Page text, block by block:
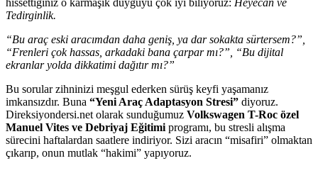
hissettiğiniz o karmaşık duyguyu çok iyi biliyoruz: Heyecan ve
Tedirginlik.
“Bu araç eski aracımdan daha geniş, ya dar sokakta sürtersem?”,
“Frenleri çok hassas, arkadaki bana çarpar mı?”, “Bu dijital
ekranlar yolda dikkatimi dağıtır mı?”
Bu sorular zihninizi meşgul ederken sürüş keyfi yaşamanız
imkansızdır. Buna “Yeni Araç Adaptasyon Stresi” diyoruz.
Direksiyondersi.net olarak sunduğumuz Volkswagen T-Roc özel
Manuel Vites ve Debriyaj Eğitimi programı, bu stresli alışma
sürecini haftalardan saatlere indiriyor. Sizi aracın “misafiri” olmaktan
çıkarıp, onun mutlak “hakimi” yapıyoruz.